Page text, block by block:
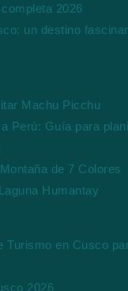
2026
un destino
Machu Picchu
Perú: Guía para
de 7 Colores
Humantay
Turismo en Cusco
2026